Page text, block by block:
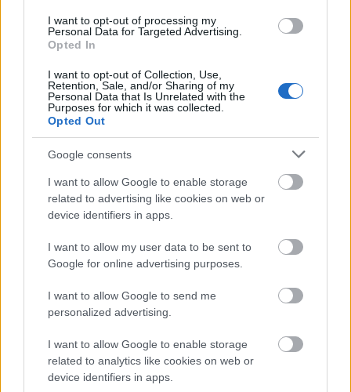
I want to opt-out of processing my
Personal Data for Targeted Advertising.
Opted In
I want to opt-out of Collection, Use,
Retention, Sale, and/or Sharing of my
Personal Data that Is Unrelated with the
Purposes for which it was collected.
Opted Out
Google consents
I want to allow Google to enable storage
related to advertising like cookies on web or
device identifiers in apps.
I want to allow my user data to be sent to
Google for online advertising purposes.
I want to allow Google to send me
personalized advertising.
I want to allow Google to enable storage
related to analytics like cookies on web or
device identifiers in apps.
Így készíts virágzó cseresznyefa
ágakat, szalvétából - Varázsolj
tavaszt a lakásodba! +fotók +leírás
Most, hogy itt a nyár... jó, csak vicceltem! Bár, tudom,
van aki örülne neki én azért még annak drukkolok,
hogy miután rájött a napocska, hogy most már nem
kergetjük el, maradjon még egy kicsit a tavasz. Ha
pedig mégis itt hagyna minket, hát zárjuk be egy
kicsit és vigyük be őt a lakásba, virágzó…